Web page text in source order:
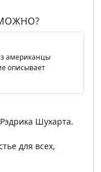
американцы
описывает
Шухарта.
для всех,